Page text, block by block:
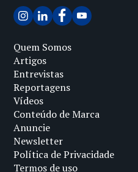
Quem Somos
Artigos
Entrevistas
Reportagens
Vídeos
Conteúdo de Marca
Anuncie
Newsletter
Política de Privacidade
Termos de uso